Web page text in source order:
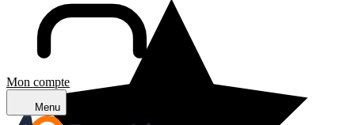
Mon compte
Menu